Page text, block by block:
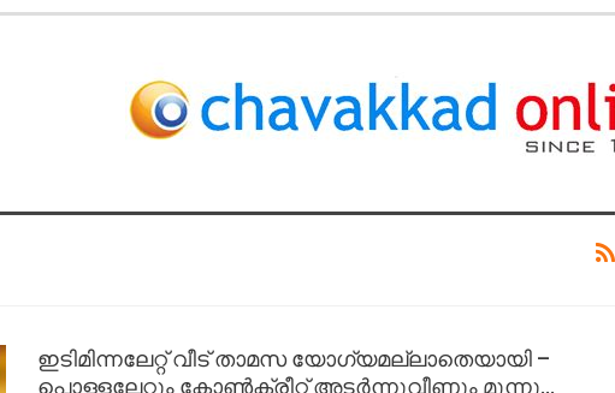
ഇടിമിന്നലേറ്റ് വീട് താമസ യോഗ്യമല്ലാതെയായി –
പൊള്ളലേറ്റും കോൺക്രീറ്റ് അടർന്നുവീണും മൂന്നു…